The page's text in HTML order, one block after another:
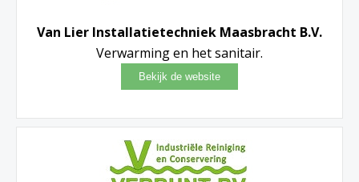
Van Lier Installatietechniek Maasbracht B.V.
Verwarming en het sanitair.